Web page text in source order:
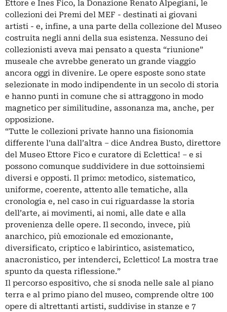
Ettore e Ines Fico, la Donazione Renato Alpegiani, le
collezioni dei Premi del MEF - destinati ai giovani
artisti - e, infine, a una parte della collezione del Museo
costruita negli anni della sua esistenza. Nessuno dei
collezionisti aveva mai pensato a questa “riunione”
museale che avrebbe generato un grande viaggio
ancora oggi in divenire. Le opere esposte sono state
selezionate in modo indipendente in un secolo di storia
e hanno punti in comune che si attraggono in modo
magnetico per similitudine, assonanza ma, anche, per
opposizione.
“Tutte le collezioni private hanno una fisionomia
differente l’una dall’altra – dice Andrea Busto, direttore
del Museo Ettore Fico e curatore di Eclettica! – e si
possono comunque suddividere in due sottoinsiemi
diversi e opposti. Il primo: metodico, sistematico,
uniforme, coerente, attento alle tematiche, alla
cronologia e, nel caso in cui riguardasse la storia
dell’arte, ai movimenti, ai nomi, alle date e alla
provenienza delle opere. Il secondo, invece, più
anarchico, più emozionale ed emozionante,
diversificato, criptico e labirintico, asistematico,
anacronistico, per intenderci, Eclettico! La mostra trae
spunto da questa riflessione.”
Il percorso espositivo, che si snoda nelle sale al piano
terra e al primo piano del museo, comprende oltre 100
opere di altrettanti artisti, suddivise in stanze e 7